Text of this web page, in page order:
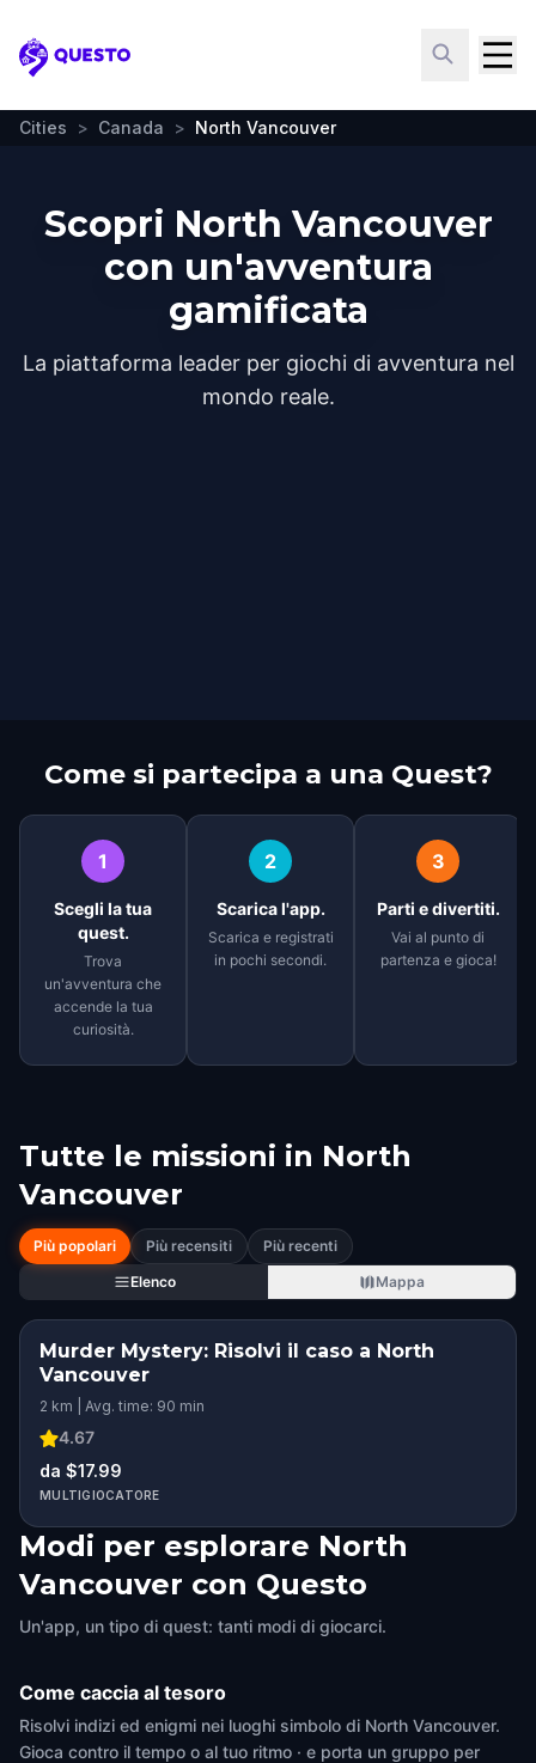
Questo
Cities > Canada > North Vancouver
Scopri North Vancouver
con un'avventura
gamificata
La piattaforma leader per giochi di avventura nel
mondo reale.
Come si partecipa a una Quest?
1
Scegli la tua
quest.
Trova
un'avventura che
accende la tua
curiosità.
2
Scarica l'app.
Scarica e registrati
in pochi secondi.
3
Parti e divertiti.
Vai al punto di
partenza e gioca!
Tutte le missioni in North
Vancouver
Più popolari Più recensiti
Più recenti
Elenco
Mappa
Murder Mystery: Risolvi il caso a North
Vancouver
2 km | Avg. time: 90 min
4.67
da $17.99
MULTIGIOCATORE
Modi per esplorare North
Vancouver con Questo
Un'app, un tipo di quest: tanti modi di giocarci.
Come caccia al tesoro
Risolvi indizi ed enigmi nei luoghi simbolo di North Vancouver.
Gioca contro il tempo o al tuo ritmo · e porta un gruppo per